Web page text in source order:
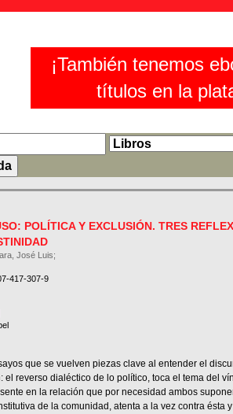
¡También tenemos
títulos en la
POLÍTICA Y EXCLUSIÓN. TRES
José Luis;
417-307-9
que se vuelven piezas clave al entender el
el reverso dialéctico de lo político, toca el tema del
en la relación que por necesidad ambos
de la comunidad, atenta a la vez contra ésta